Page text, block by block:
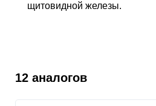
щитовидной железы.
12 аналогов